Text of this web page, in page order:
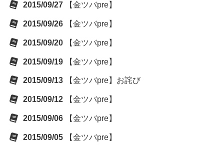
2015/09/27 【金ツバpre】
2015/09/26 【金ツバpre】
2015/09/20 【金ツバpre】
2015/09/19 【金ツバpre】
2015/09/13 【金ツバpre】お詫び
2015/09/12 【金ツバpre】
2015/09/06 【金ツバpre】
2015/09/05 【金ツバpre】